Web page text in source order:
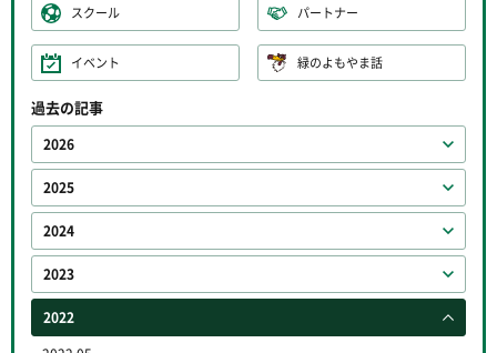
スクール パートナー
イベント 緑のよもやま話
過去の記事
2026
2025
2024
2023
2022